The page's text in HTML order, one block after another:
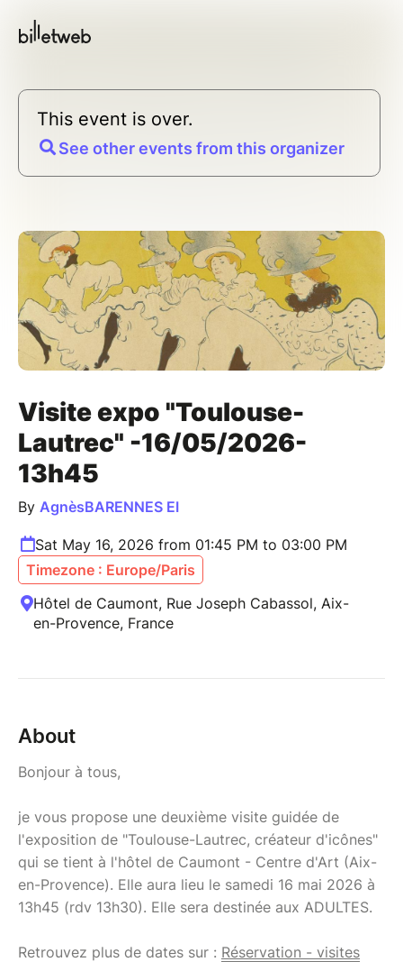
This event is over.
See other events from this organizer
Visite expo "Toulouse-
Lautrec" -16/05/2026-
13h45
By AgnèsBARENNES EI
Sat May 16, 2026 from 01:45 PM to 03:00 PM
Timezone : Europe/Paris
Hôtel de Caumont, Rue Joseph Cabassol, Aix-
en-Provence, France
About
Bonjour à tous,
je vous propose une deuxième visite guidée de
l'exposition de "Toulouse-Lautrec, créateur d'icônes"
qui se tient à l'hôtel de Caumont - Centre d'Art (Aix-
en-Provence). Elle aura lieu le samedi 16 mai 2026 à
13h45 (rdv 13h30). Elle sera destinée aux ADULTES.
Retrouvez plus de dates sur : Réservation - visites